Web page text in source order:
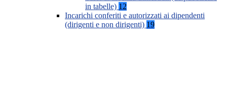
in tabelle) 12
Incarichi conferiti e autorizzati ai dipendenti
(dirigenti e non dirigenti) 19